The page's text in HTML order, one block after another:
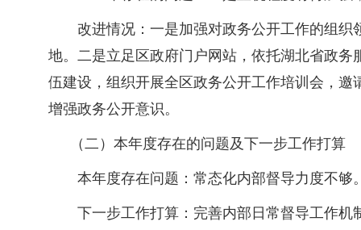
改进情况：一是加强对政务公开工作的组
地。二是立足区政府门户网站，依托湖北省政
伍建设，组织开展全区政务公开工作培训会，
增强政务公开意识。
（二）本年度存在的问题及下一步工作打算
本年度存在问题：常态化内部督导力度不够
下一步工作打算：完善内部日常督导工作